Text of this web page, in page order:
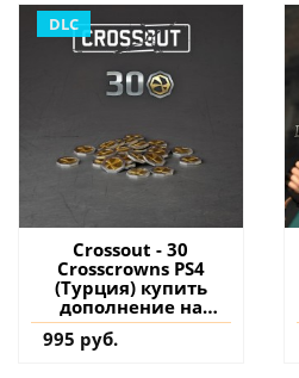
DLC
Crossout - 30
Сrosscrowns PS4
(Турция) купить
дополнение на
аккаунт
995 руб.